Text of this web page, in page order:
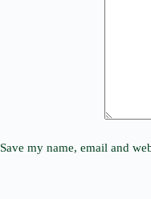
Save my name, email and